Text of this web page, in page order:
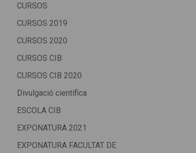
CURSOS
CURSOS 2019
CURSOS 2020
CURSOS CIB
CURSOS CIB 2020
Divulgació científica
ESCOLA CIB
EXPONATURA 2021
EXPONATURA FACULTAT DE